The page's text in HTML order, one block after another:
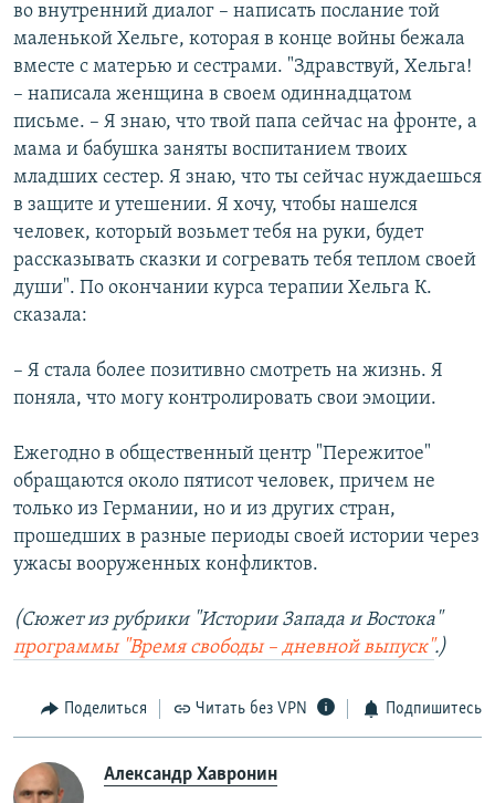
во внутренний диалог – написать послание той
маленькой Хельге, которая в конце войны бежала
вместе с матерью и сестрами. "Здравствуй, Хельга!
– написала женщина в своем одиннадцатом
письме. – Я знаю, что твой папа сейчас на фронте, а
мама и бабушка заняты воспитанием твоих
младших сестер. Я знаю, что ты сейчас нуждаешься
в защите и утешении. Я хочу, чтобы нашелся
человек, который возьмет тебя на руки, будет
рассказывать сказки и согревать тебя теплом своей
души". По окончании курса терапии Хельга К.
сказала:
– Я стала более позитивно смотреть на жизнь. Я
поняла, что могу контролировать свои эмоции.
Ежегодно в общественный центр "Пережитое"
обращаются около пятисот человек, причем не
только из Германии, но и из других стран,
прошедших в разные периоды своей истории через
ужасы вооруженных конфликтов.
(Сюжет из рубрики "Истории Запада и Востока"
программы "Время свободы – дневной выпуск".)
Поделиться Читать без VPN Подпишитесь
Александр Хавронин